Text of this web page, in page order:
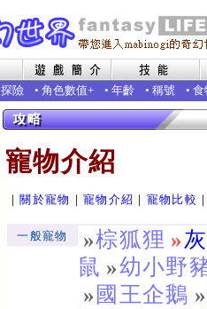
探險 • 角色數值+ • 年齡 • 稱號 • 食
寵物介紹
｜ 關於寵物 ｜寵物介紹 ｜ 寵物比較
一般寵物 »棕狐狸 »
鼠 »幼小野
» 國王企鵝 »